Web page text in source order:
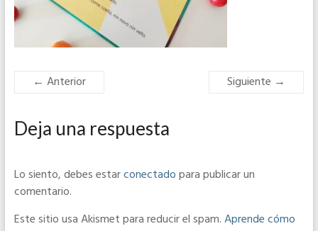
← Anterior Siguiente →
Deja una respuesta
Lo siento, debes estarconectadopara publicar un
comentario.
Este sitio usa Akismet para reducir el spam.Aprende cómo